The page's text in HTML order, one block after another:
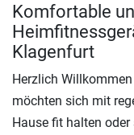
Komfortable
Klagenfurt
Herzlich
möchten sich mit
Hause fit halten